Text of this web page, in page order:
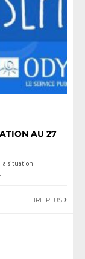
AU 27
la situation
...
LIRE PLUS